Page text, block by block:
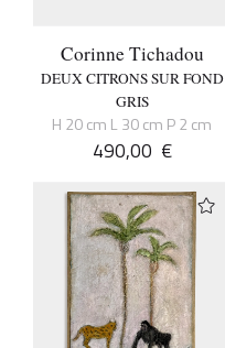
Corinne Tichadou
DEUX CITRONS SUR FOND
GRIS
H 20 cm L 30 cm P 2 cm
490,00 €